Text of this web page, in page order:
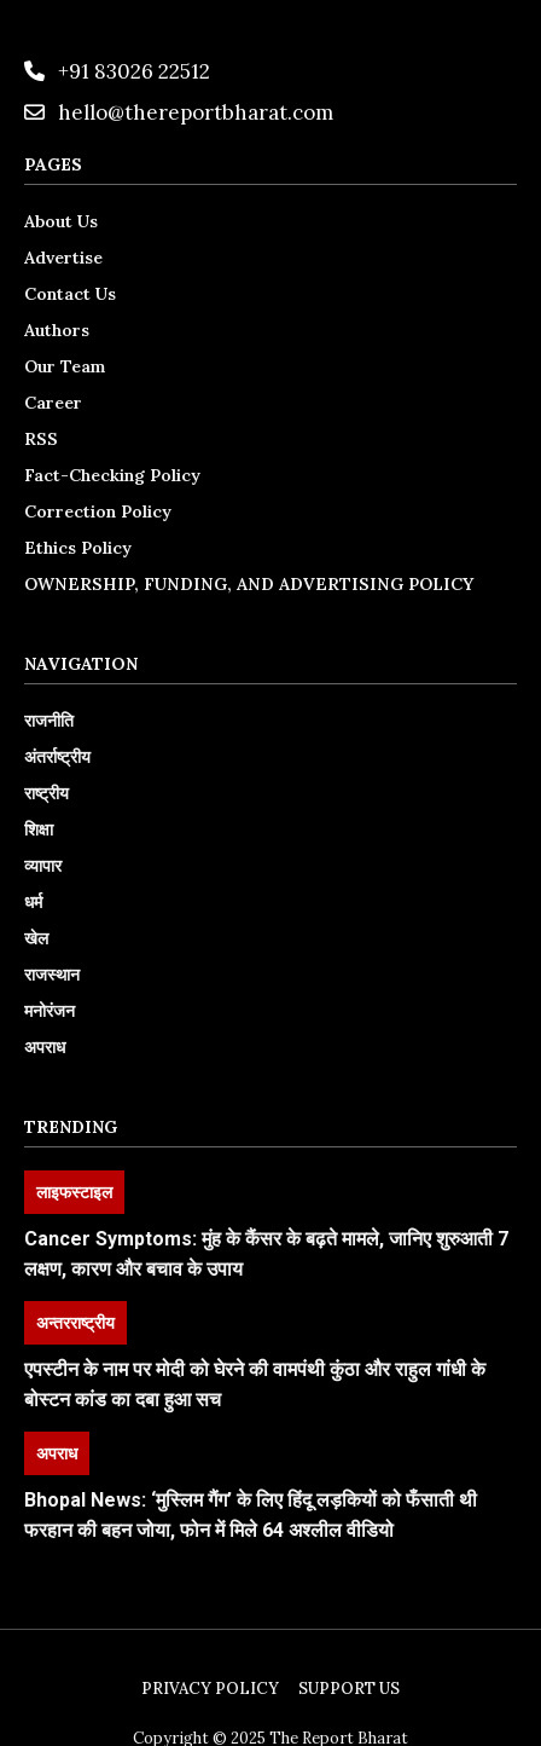
+91 83026 22512
hello@thereportbharat.com
PAGES
About Us
Advertise
Contact Us
Authors
Our Team
Career
RSS
Fact-Checking Policy
Correction Policy
Ethics Policy
OWNERSHIP, FUNDING, AND ADVERTISING POLICY
NAVIGATION
राजनीति
अंतर्राष्ट्रीय
राष्ट्रीय
शिक्षा
व्यापार
धर्म
खेल
राजस्थान
मनोरंजन
अपराध
TRENDING
लाइफस्टाइल
Cancer Symptoms: मुंह के कैंसर के बढ़ते मामले, जानिए शुरुआती 7
लक्षण, कारण और बचाव के उपाय
अन्तरराष्ट्रीय
एपस्टीन के नाम पर मोदी को घेरने की वामपंथी कुंठा और राहुल गांधी के
बोस्टन कांड का दबा हुआ सच
अपराध
Bhopal News: ‘मुस्लिम गैंग’ के लिए हिंदू लड़कियों को फँसाती थी
फरहान की बहन जोया, फोन में मिले 64 अश्लील वीडियो
PRIVACY POLICY SUPPORT US
Copyright © 2025 The Report Bharat